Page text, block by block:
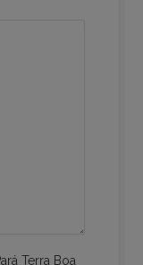
Terra Boa